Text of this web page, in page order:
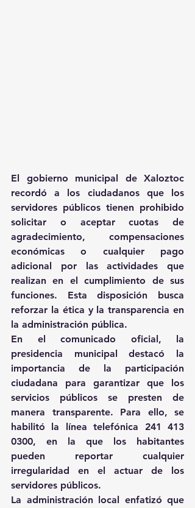
El gobierno municipal de Xaloztoc
recordó a los ciudadanos que los
servidores públicos tienen prohibido
solicitar o aceptar cuotas de
agradecimiento, compensaciones
económicas o cualquier pago
adicional por las actividades que
realizan en el cumplimiento de sus
funciones. Esta disposición busca
reforzar la ética y la transparencia en
la administración pública.
En el comunicado oficial, la
presidencia municipal destacó la
importancia de la participación
ciudadana para garantizar que los
servicios públicos se presten de
manera transparente. Para ello, se
habilitó la línea telefónica 241 413
0300, en la que los habitantes
pueden reportar cualquier
irregularidad en el actuar de los
servidores públicos.
La administración local enfatizó que